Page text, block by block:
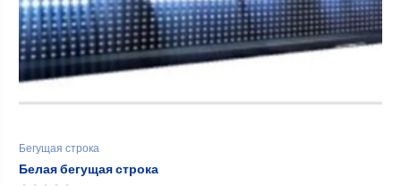
Бегущая строка
Белая бегущая строка